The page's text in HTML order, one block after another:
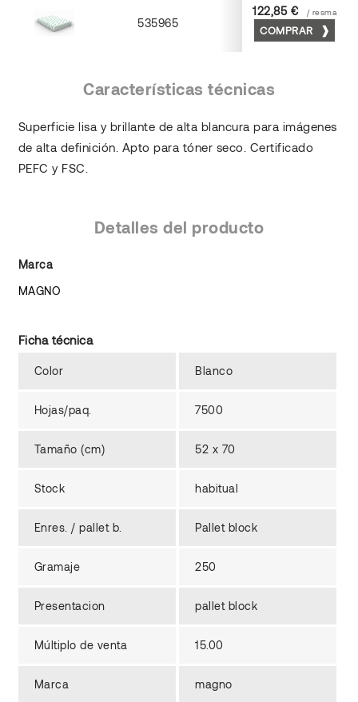
535965 65 x 90
122,85 € / resma
COMPRAR
Características técnicas
Superficie lisa y brillante de alta blancura para imágenes
de alta definición. Apto para tóner seco. Certificado
PEFC y FSC.
Detalles del producto
Marca
MAGNO
Ficha técnica
Color Blanco
Hojas/paq. 7500
Tamaño (cm) 52 x 70
Stock habitual
Enres. / pallet b. Pallet block
Gramaje 250
Presentacion pallet block
Múltiplo de venta 15.00
Marca magno